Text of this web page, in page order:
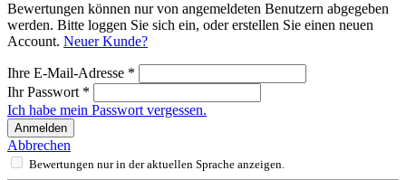
Bewertungen können nur von angemeldeten Benutzern abgegeben
werden. Bitte loggen Sie sich ein, oder erstellen Sie einen neuen
Account. Neuer Kunde?
Ihre E-Mail-Adresse *
Ihr Passwort *
Ich habe mein Passwort vergessen.
Anmelden
Abbrechen
Bewertungen nur in der aktuellen Sprache anzeigen.